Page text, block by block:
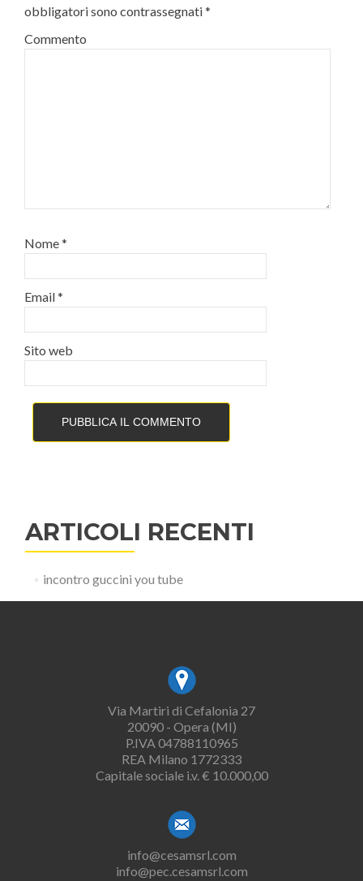
obbligatori sono contrassegnati*
Commento
Nome*
Email*
Sito web
ARTICOLI RECENTI
incontro guccini you tube
Via Martiri di Cefalonia 27
20090 - Opera (MI)
P.IVA 04788110965
REA Milano 1772333
Capitale sociale i.v. € 10.000,00
info@cesamsrl.com
info@pec.cesamsrl.com